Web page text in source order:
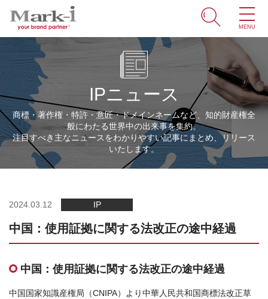
MENU
サービス
取引事例
商標・ブランドの豆知識
知財情報
ENGLISH
お問合せはこちら
IPニュース
商標・著作権・特許・意匠・ドメインネームなど、知的財産権全
般にわたる世界中の出来事を集約。
注目すべき主なニュースをわかりやすい記事にまとめ、リリース
いたします。
2024.03.12 IP
中国：使用証拠に関する法改正の途中経過
中国：使用証拠に関する法改正の途中経過
中国国家知識産権局（CNIPA）より中華人民共和国商標法改正草